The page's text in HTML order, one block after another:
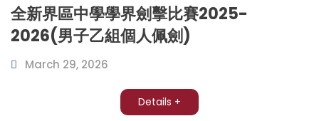
全新界區中學學界劍擊比賽2025-
2026(男子乙組個人佩劍)
March 29, 2026
Details +